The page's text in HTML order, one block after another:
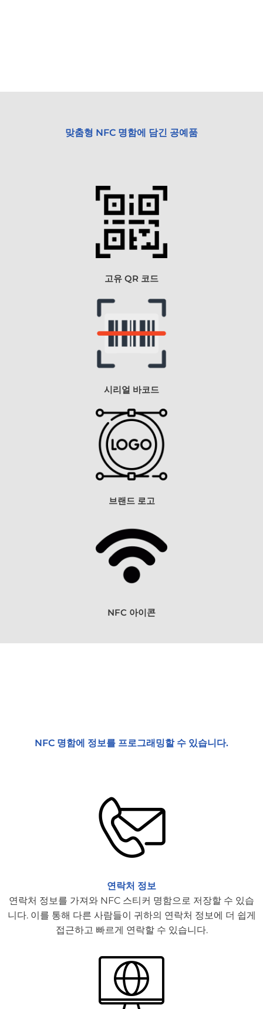
맞춤형 NFC 명함에 담긴 공예품
고유 QR 코드
시리얼 바코드
브랜드 로고
NFC 아이콘
NFC 명함에 정보를 프로그래밍할 수 있습니다.
연락처 정보
연락처 정보를 가져와 NFC 스티커 명함으로 저장할 수 있습
니다. 이를 통해 다른 사람들이 귀하의 연락처 정보에 더 쉽게
접근하고 빠르게 연락할 수 있습니다.